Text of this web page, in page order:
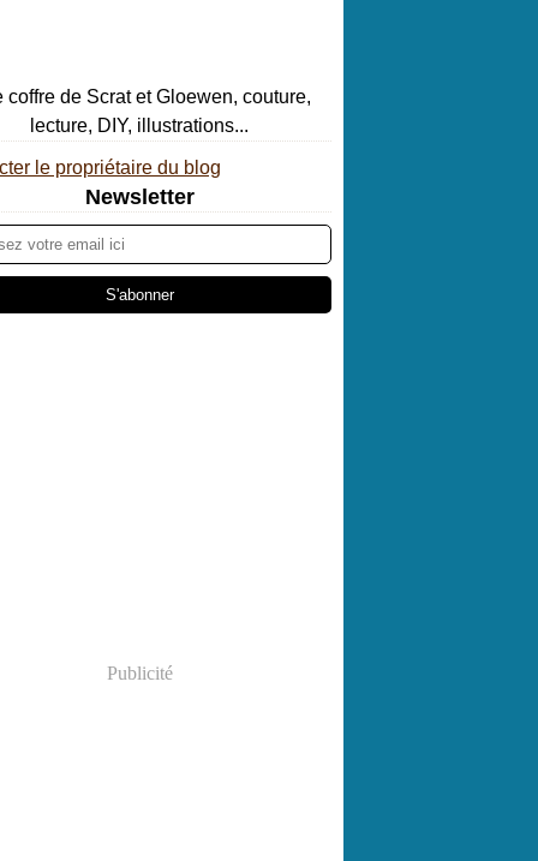
le propriétaire du blog
Newsletter
Publicité